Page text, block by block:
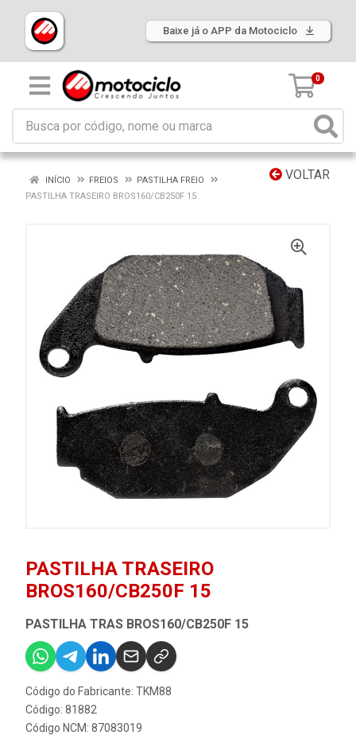
Baixe já o APP da Motociclo
0
VOLTAR
INÍCIO FREIOS
PASTILHA FREIO
PASTILHA TRASEIRO BROS160/CB250F 15
PASTILHA TRASEIRO
BROS160/CB250F 15
PASTILHA TRAS BROS160/CB250F 15
Código do Fabricante: TKM88
Código: 81882
Código NCM: 87083019